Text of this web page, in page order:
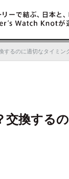
ノットマガ
するのに適切なタイミン
交換する